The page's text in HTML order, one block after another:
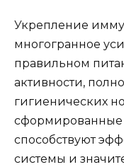
Укрепление
многогранное
правильном
активности,
гигиенических
сформированные
способствуют
системы и